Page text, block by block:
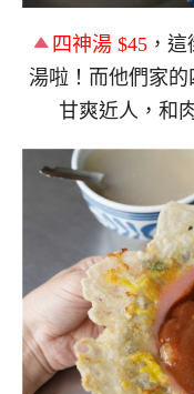
四神湯 $45 ，
湯啦！而他們家
甘爽近人，和